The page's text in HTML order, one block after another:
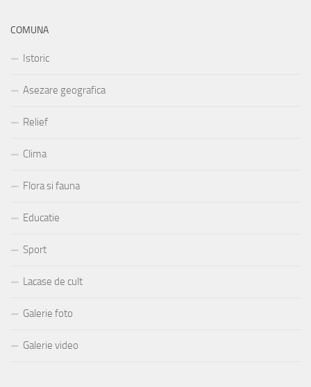
COMUNA
Istoric
Asezare geografica
Relief
Clima
Flora si fauna
Educatie
Sport
Lacase de cult
Galerie foto
Galerie video